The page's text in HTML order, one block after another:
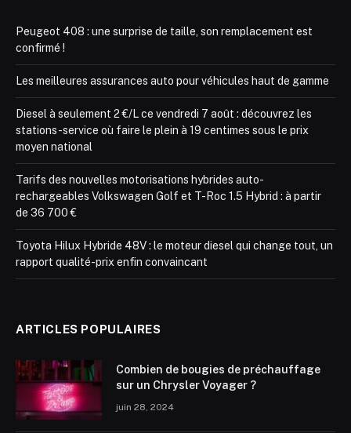
Peugeot 408 : une surprise de taille, son remplacement est
confirmé !
Les meilleures assurances auto pour véhicules haut de gamme
Diesel à seulement 2 €/L ce vendredi 7 août : découvrez les
stations-service où faire le plein à 19 centimes sous le prix
moyen national
Tarifs des nouvelles motorisations hybrides auto-
rechargeables Volkswagen Golf et T-Roc 1.5 Hybrid : à partir
de 36 700 €
Toyota Hilux Hybride 48V : le moteur diesel qui change tout, un
rapport qualité-prix enfin convaincant
ARTICLES POPULAIRES
Combien de bougies de préchauffage
sur un Chrysler Voyager ?
juin 28, 2024